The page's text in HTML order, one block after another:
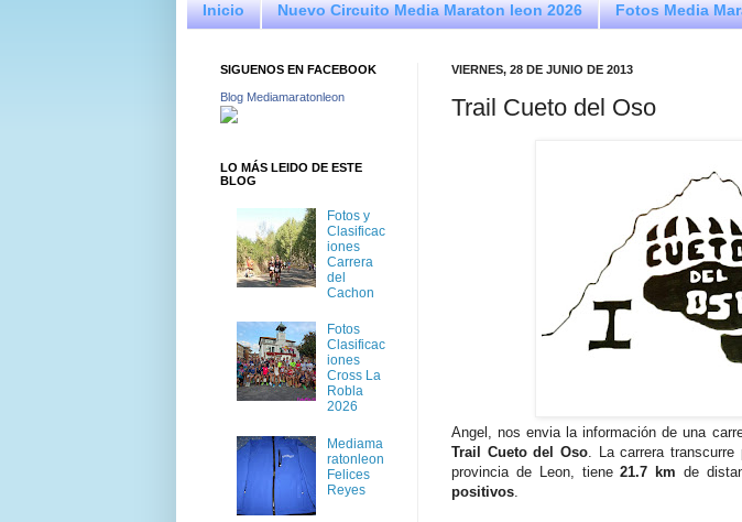
Inicio Nuevo Circuito Media Maraton leon 2026 Fotos Media
VIERNES, 28 DE JUNIO DE 2013
Trail Cueto del Oso
Angel, nos envia la información de una
Trail Cueto del Oso. La carrera
provincia de Leon, tiene21.7 km de
positivos.
SIGUENOS EN FACEBOOK
Blog Mediamaratonleon
LO MÁS LEIDO DE ESTE
BLOG
Fotos y
Clasificac
iones
Carrera
del
Cachon
Fotos
Clasificac
iones
Cross La
Robla
2026
Mediama
ratonleon
Felices
Reyes